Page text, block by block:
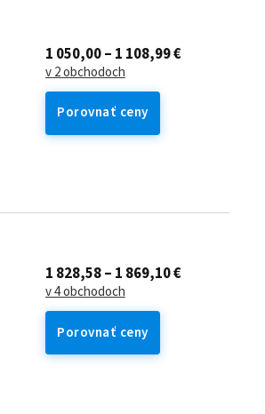
1 050,00 – 1 108,99 €
v 2 obchodoch
Porovnať ceny
1 828,58 – 1 869,10 €
v 4 obchodoch
Porovnať ceny